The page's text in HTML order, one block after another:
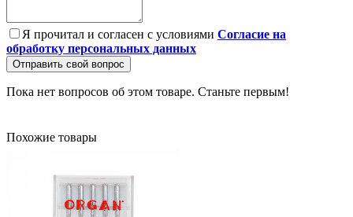
Я прочитал и согласен с условиями Согласие на
обработку персональных данных
Отправить свой вопрос
Пока нет вопросов об этом товаре. Станьте первым!
Похожие товары